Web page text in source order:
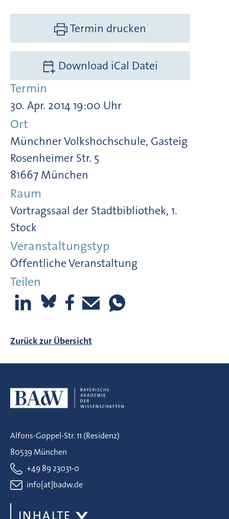
Termin drucken
Download iCal Datei
Termin
30. Apr. 2014 19:00 Uhr
Ort
Münchner Volkshochschule, Gasteig
Rosenheimer Str. 5
81667 München
Raum
Vortragssaal der Stadtbibliothek, 1.
Stock
Veranstaltungstyp
Öffentliche Veranstaltung
Teilen
Zurück zur Übersicht
Alfons-Goppel-Str. 11 (Residenz)
80539 München
+49 89 23031-0
info[at]badw.de
INHALTE